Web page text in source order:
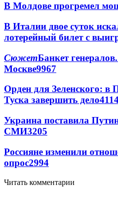
В Молдове прогремел
В Италии двое суток
лотерейный билет с
СюжетБанкет
Москве9967
Орден для Зеленского: в
Туска завершить дело
Украина поставила
СМИ3205
Россияне изменили
опрос2994
Читать комментарии